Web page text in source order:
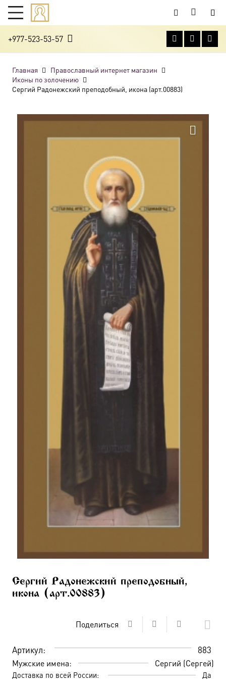
+977-523-53-57
Главная
Православный интернет магазин
Иконы по золочению
Сергий Радонежский преподобный, икона (арт.00883)
Сергий Радонежский преподобный,
икона (арт.00883)
Поделиться
Артикул: 883
Мужские имена: Сергий (Сергей)
Доставка по всей России: Да